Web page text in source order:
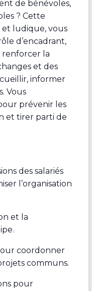
de bénévoles,
? Cette
ludique, vous
d’encadrant,
renforcer la
et des
informer
Vous
prévenir les
et tirer parti de
des salariés
l’organisation
et la
coordonner
communs.
pour